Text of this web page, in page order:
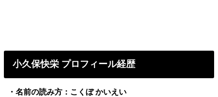
小久保快栄 プロフィール経歴
・名前の読み方：こくぼ かいえい